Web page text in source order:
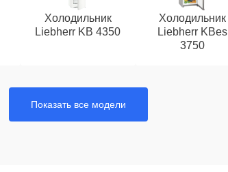
Холодильник
Liebherr KB 4350
Холодильник
Liebherr KBes
3750
Показать все модели